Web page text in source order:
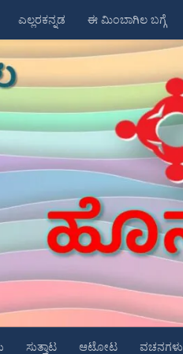
ಎಲ್ಲರಕನ್ನಡ ಈ ಮಿಂಬಾಗಿಲ ಬಗ್ಗೆ
ಸುತ್ತಾಟ ಆಟೋಟ ವಚನಗಳು